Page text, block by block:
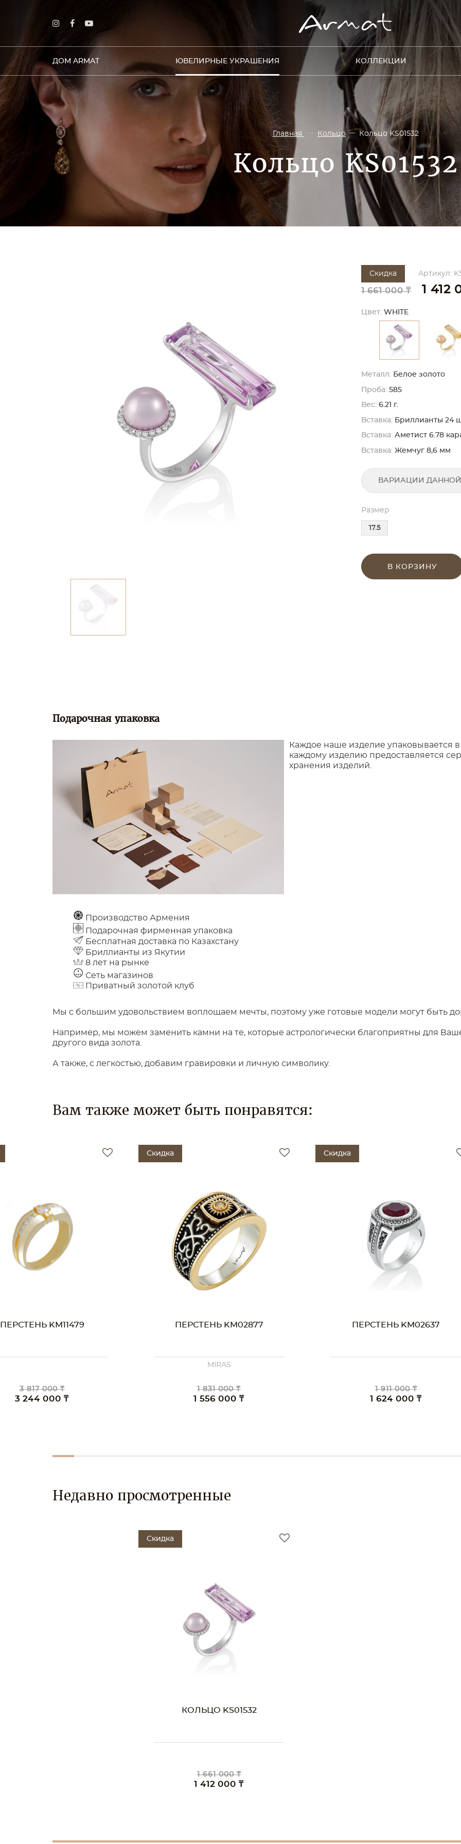
ДОМ ARMAT ЮВЕЛИРНЫЕ УКРАШЕНИЯ КОЛЛЕКЦИИ
Главная Кольцо Кольцо KS01532
Кольцо KS01532
Скидка Артикул:
1 661 000 ₸ 1 412
Цвет: WHITE
Металл: Белое золото
Проба: 585
Вес: 6.21 г.
Вставка: Бриллианты 24
Вставка: Аметист 6.78
Вставка: Жемчуг 8,6 мм
ВАРИАЦИИ
Размер
17.5
В КОРЗИНУ
Подарочная упаковка
Каждое наше изделие упаковывается
каждому изделию предоставляется
хранения изделий.
Производство Армения
Подарочная фирменная упаковка
Бесплатная доставка по Казахстану
Бриллианты из Якутии
8 лет на рынке
Сеть магазинов
Приватный золотой клуб
Мы с большим удовольствием воплощаем мечты, поэтому уже готовые модели могут быть
Например, мы можем заменить камни на те, которые астрологически благоприятны для
другого вида золота.
А также, с легкостью, добавим гравировки и личную символику.
Вам также может быть понравятся:
KM02877
1 831 000 ₸
1 556 000 ₸
Скидка
ПЕРСТЕНЬ KM02637
1 911 000 ₸
1 624 000 ₸
Скидка
ПЕРСТЕНЬ KM02244
5 081 000 ₸
4 319 000 ₸
Недавно просмотренные
Скидка
КОЛЬЦО KS01532
1 661 000 ₸
1 412 000 ₸